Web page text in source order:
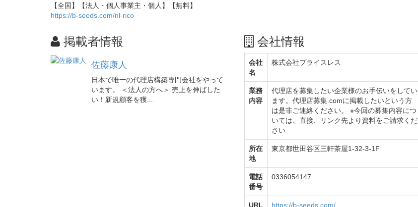
【全国】【法人・個人事業主・個人】【無料】
https://b-seeds.com/nl-rico
掲載者情報
佐藤康人
日本で唯一の代理店構築専門会社をやって
います。 ＜法人の方へ＞ 売上を伸ばした
い！新規顧客を獲...
会社情報
会社
名
株式会社プライスレス
業務
内容
代理店を募集したい企業様のお手伝いをしてい
ます。代理店募集.comに掲載したいという方
は是非ご連絡ください。 ※今回の募集内容につ
いては、直接、リンク先より資料をご請求くだ
さい
所在
地
東京都世田谷区三軒茶屋1-32-3-1F
電話
番号
0336054147
URL https://b-seeds.com/